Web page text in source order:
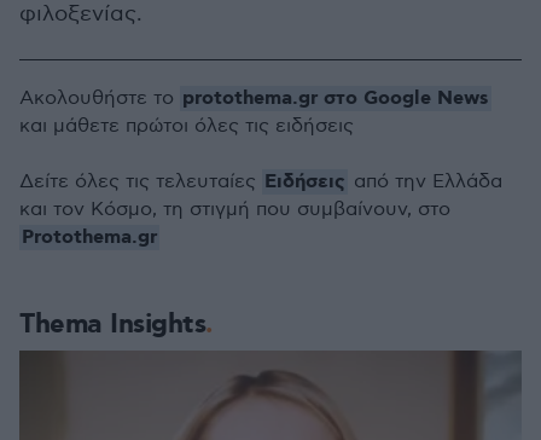
φιλοξενίας.
Thema Insights
Ακολουθήστε το protothema.gr στο Google News
και μάθετε πρώτοι όλες τις ειδήσεις
Δείτε όλες τις τελευταίες Ειδήσεις από την Ελλάδα
και τον Κόσμο, τη στιγμή που συμβαίνουν, στο
Protothema.gr